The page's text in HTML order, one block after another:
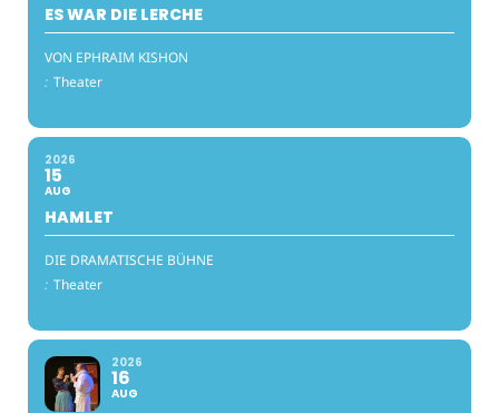
ES WAR DIE LERCHE
VON EPHRAIM KISHON
: Theater
2026
15
AUG
HAMLET
DIE DRAMATISCHE BÜHNE
: Theater
2026
16
AUG